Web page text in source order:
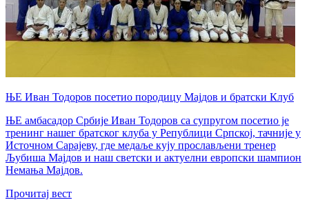
ЊЕ Иван Тодоров посетио породицу Мајдов и братски Клуб
ЊЕ амбасадор Србије Иван Тодоров са супругом посетио је
тренинг нашег братског клуба у Републици Српској, тачније у
Источном Сарајеву, где медаље кују прослављени тренер
Љубиша Мајдов и наш светски и актуелни европски шампион
Немања Мајдов.
Прочитај вест